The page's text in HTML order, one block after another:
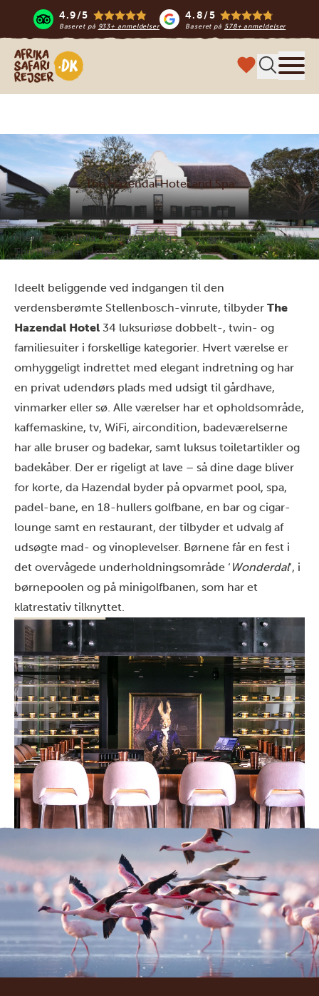
4.9/5
Baseret på 933+ anmeldelser
4.8/5
Baseret på 578+ anmeldelser
Safari-rejser i Afrika
The Hazendal Hotel and Spa
Hjem Sydafrika
Indkvartering
The Hazendal Hotel and Spa
Ideelt beliggende ved indgangen til den
verdensberømte Stellenbosch-vinrute, tilbyder The
Hazendal Hotel 34 luksuriøse dobbelt-, twin- og
familiesuiter i forskellige kategorier. Hvert værelse er
omhyggeligt indrettet med elegant indretning og har
en privat udendørs plads med udsigt til gårdhave,
vinmarker eller sø. Alle værelser har et opholdsområde,
kaffemaskine, tv, WiFi, aircondition, badeværelserne
har alle bruser og badekar, samt luksus toiletartikler og
badekåber. Der er rigeligt at lave – så dine dage bliver
for korte, da Hazendal byder på opvarmet pool, spa,
padel-bane, en 18-hullers golfbane, en bar og cigar-
lounge samt en restaurant, der tilbyder et udvalg af
udsøgte mad- og vinoplevelser. Børnene får en fest i
det overvågede underholdningsområde ‘ Wonderdal‘, i
børnepoolen og på minigolfbanen, som har et
klatrestativ tilknyttet.